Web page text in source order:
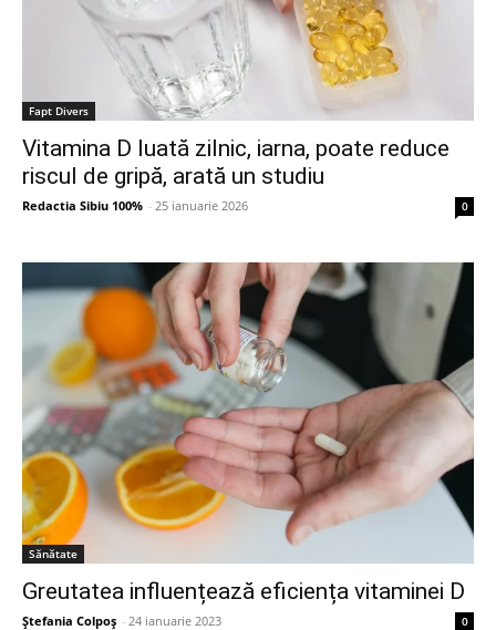
Fapt Divers
Vitamina D luată zilnic, iarna, poate reduce
riscul de gripă, arată un studiu
Redactia Sibiu 100% - 25 ianuarie 2026 0
Sănătate
Greutatea influențează eficiența vitaminei D
Ștefania Colpoș - 24 ianuarie 2023 0